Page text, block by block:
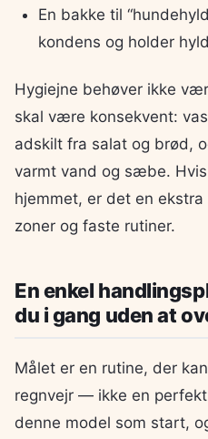
En bakke til
kondens og holder
Hygiejne behøver ikke
skal være konsekvent:
adskilt fra salat og brød,
varmt vand og sæbe.
hjemmet, er det en
zoner og faste rutiner.
En enkel
du i gang uden at
Målet er en rutine, der
regnvejr — ikke en
denne model som start,